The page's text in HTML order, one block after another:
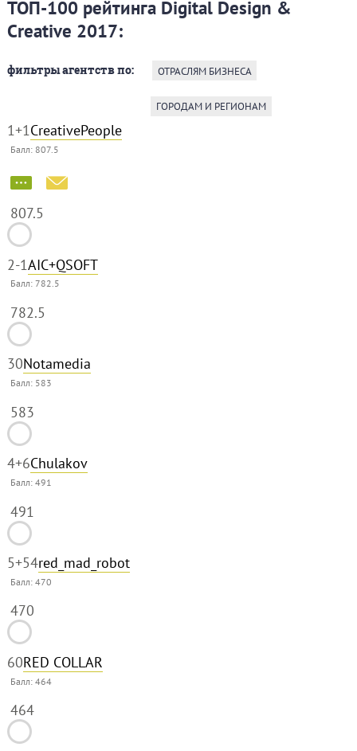
ТОП-100 рейтинга Digital Design &
Creative 2017:
фильтры агентств по: ОТРАСЛЯМ БИЗНЕСА
ГОРОДАМ И РЕГИОНАМ
1+1CreativePeople
Балл: 807.5
807.5
2-1AIC+QSOFT
Балл:782.5
782.5
30Notamedia
Балл: 583
583
4+6Chulakov
Балл:491
491
5+54red_mad_robot
Балл:470
470
60RED COLLAR
Балл:464
464